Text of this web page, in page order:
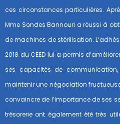
ces circonstances particulières.
Mme Sondes Bannouri a réussi à
de machines de stérilisation.
2018 du CEED lui a permis
ses capacités de
maintenir une négociation
convaincre de l’importance de ses
trésorerie ont également été très